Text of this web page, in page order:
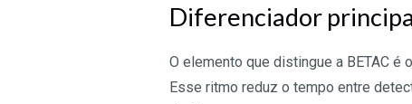
Diferenciador
O elemento que distingue a BETAC
Esse ritmo reduz o tempo entre